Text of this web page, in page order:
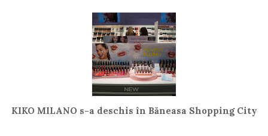
KIKO MILANO s-a deschis în Băneasa Shopping City